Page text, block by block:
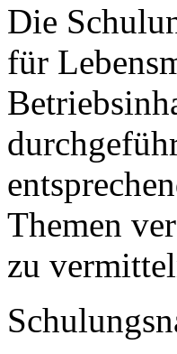
Die
für
Themen
zu